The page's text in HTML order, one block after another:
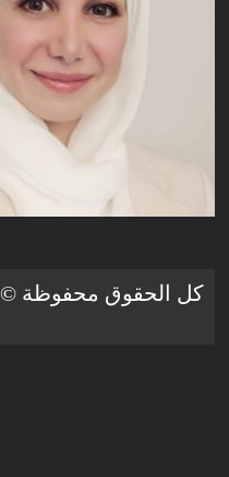
كل الحقوق محفوظة ©2021 د.ميس عبسي